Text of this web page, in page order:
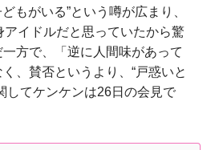
もがいる”という噂が広まり、
イドルだと思っていたから驚
方で、「逆に人間味があって
、賛否というより、“戸惑いと
してケンケンは26日の会見で